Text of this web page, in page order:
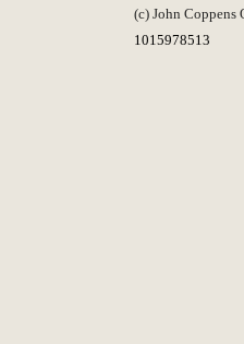
(c) John Coppens
1015978513